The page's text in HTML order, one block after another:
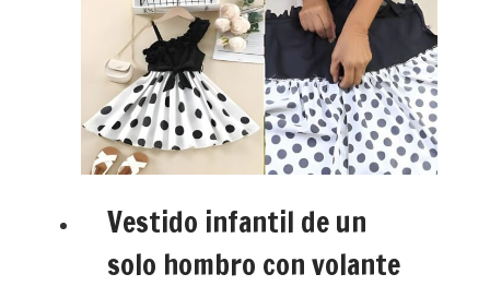
Vestido infantil de un
solo hombro con volante